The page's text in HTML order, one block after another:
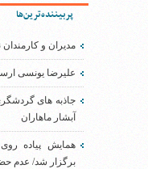
پربیننده‌ترین‌ها
مدیران و
علیرضا یونسی
جاذبه های
آبشار ماهاران
همایش پیاده
برگزار شد/ عدم